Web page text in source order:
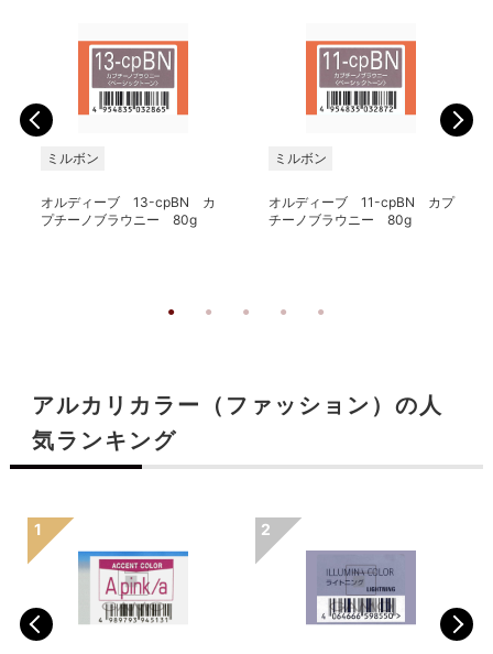
ミルボン
オルディーブ 13-cpBN カ
プチーノブラウニー 80g
ミルボン
オルディーブ 11-cpBN カプ
チーノブラウニー 80g
アルカリカラー（ファッション）の人
気ランキング